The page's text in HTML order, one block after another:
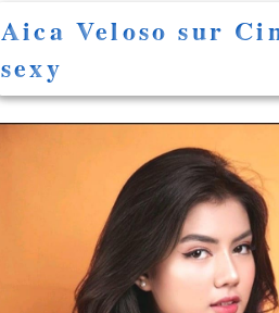
Aica Veloso sur
sexy